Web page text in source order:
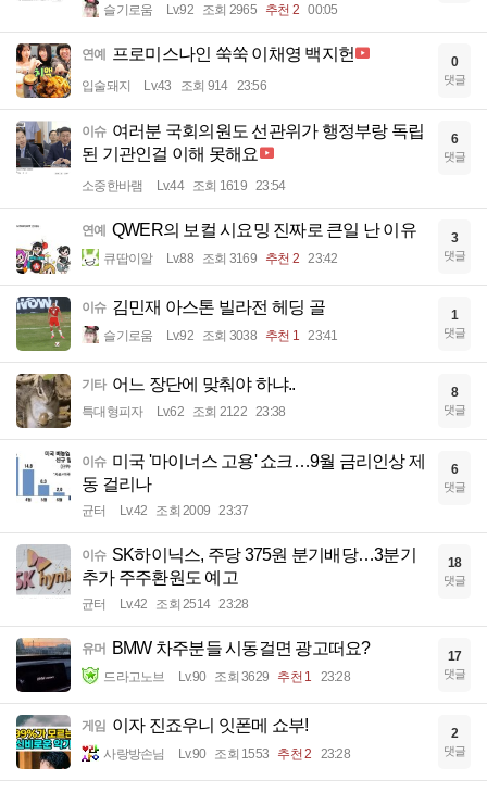
슬기로움 Lv.92 조회 2965 추천 2 00:05
연예 프로미스나인 쑥쑥 이채영 백지헌
입술돼지 Lv.43 조회 914 23:56
0
댓글
이슈 여러분 국회의원도 선관위가 행정부랑 독립
된 기관인걸 이해 못해요
소중한바램 Lv.44 조회 1619 23:54
6
댓글
연예 QWER의 보컬 시요밍 진짜로 큰일 난 이유
큐땁이알 Lv.88 조회 3169 추천 2 23:42
3
댓글
이슈 김민재 아스톤 빌라전 헤딩 골
슬기로움 Lv.92 조회 3038 추천 1 23:41
1
댓글
기타 어느 장단에 맞춰야 하냐..
특대형피자 Lv.62 조회 2122 23:38
8
댓글
이슈 미국 '마이너스 고용' 쇼크…9월 금리인상 제
동 걸리나
균터 Lv.42 조회 2009 23:37
6
댓글
이슈 SK하이닉스, 주당 375원 분기배당…3분기
추가 주주환원도 예고
균터 Lv.42 조회 2514 23:28
18
댓글
유머 BMW 차주분들 시동걸면 광고떠요?
드라고노브 Lv.90 조회 3629 추천 1 23:28
17
댓글
게임 이자 진죠우니 잇폰메 쇼부!
사랑방손님 Lv.90 조회 1553 추천 2 23:28
2
댓글